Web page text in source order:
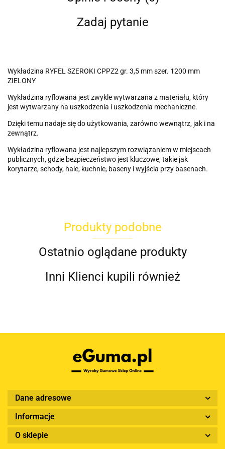
Zadaj pytanie
Wykładzina RYFEL SZEROKI CPPZ2 gr. 3,5 mm szer. 1200 mm
ZIELONY
Wykładzina ryflowana jest zwykle wytwarzana z materiału, który
jest wytwarzany na uszkodzenia i uszkodzenia mechaniczne.
Dzięki temu nadaje się do użytkowania, zarówno wewnątrz, jak i na
zewnątrz.
Wykładzina ryflowana jest najlepszym rozwiązaniem w miejscach
publicznych, gdzie bezpieczeństwo jest kluczowe, takie jak
korytarze, schody, hale, kuchnie, baseny i wyjścia przy basenach.
Produkty podobne
Ostatnio oglądane produkty
Inni Klienci kupili również
Dane adresowe
Informacje
O sklepie